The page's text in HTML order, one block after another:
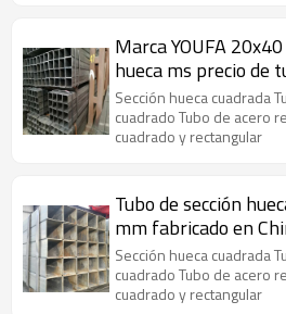
Marca YOUFA
hueca ms precio de
rectangular
Sección hueca cuadrada
cuadrado Tubo de acero
cuadrado y rectangular
Tubo de sección
mm fabricado en
Sección hueca cuadrada
cuadrado Tubo de acero
cuadrado y rectangular